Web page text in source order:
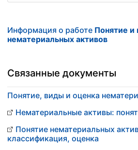
Информация о работе Понятие и
нематериальных активов
Связанные документы
Понятие, виды и оценка
Нематериальные активы:
Понятие нематериальных
классификация, оценка